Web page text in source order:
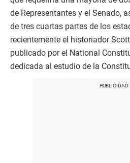
de Representantes y el Senado,
de tres cuartas partes de los
recientemente el historiador
publicado por el National
dedicada al estudio de la